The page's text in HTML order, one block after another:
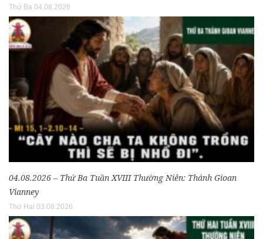
Thứ Ba 04.08.2026
04.08.2026 – Thứ Ba Tuần XVIII Thường Niên: Thánh Gioan
Vianney
Thứ Hai 03.08.2026